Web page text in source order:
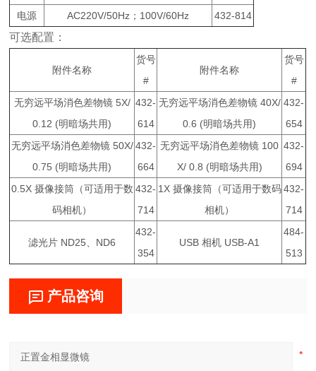
电源
AC220V/50Hz；100V/60Hz 432-814
可选配置：
附件名称
货号
#
附件名称
货号
#
无穷远平场消色差物镜 5X/
0.12 (明暗场共用)
432-
614
无穷远平场消色差物镜 40X/
0.6 (明暗场共用)
432-
654
无穷远平场消色差物镜 50X/
0.75 (明暗场共用)
432-
664
无穷远平场消色差物镜 100
X/ 0.8 (明暗场共用)
432-
694
0.5X 摄像接筒（可适用于数
码相机）
432-
714
1X 摄像接筒（可适用于数码
相机）
432-
714
滤光片 ND25、ND6
432-
354
USB 相机 USB-A1
484-
513
产品咨询